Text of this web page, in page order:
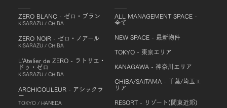
ZERO BLANC - ゼロ・ブラン
KISARAZU / CHIBA
ZERO NOIR - ゼロ・ノアール
KISARAZU / CHIBA
L'Atelier de ZERO - ラトリエ・
ドゥ・ゼロ
KISARAZU / CHIBA
ARCHICOULEUR - アシックラ
ー
TOKYO / HANEDA
ALL MANAGEMENT SPACE -
全て
NEW SPACE - 最新物件
TOKYO - 東京エリア
KANAGAWA - 神奈川エリア
CHIBA/SAITAMA - 千葉/埼玉エ
リア
RESORT - リゾート(関東近郊)